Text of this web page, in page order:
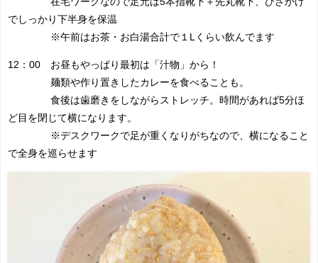
でしっかり下半身を保温
※午前はお茶・お白湯合計で１Lくらい飲んでます
12：00 お昼もやっぱり最初は「汁物」から！
麺類や作り置きしたカレーを食べることも。
食後は歯磨きをしながらストレッチ。時間があれば5分ほ
ど目を閉じて横になります。
※デスクワークで足が重くなりがちなので、横になること
で全身を巡らせます